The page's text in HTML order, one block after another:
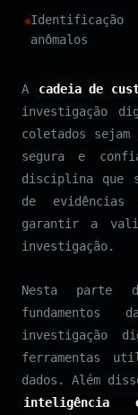
Identificação
anômalos
A cadeia de
investigação
coletados sejam
segura e
disciplina que
de
garantir a
investigação.
Nesta parte
fundamentos
investigação
ferramentas
dados. Além
inteligência